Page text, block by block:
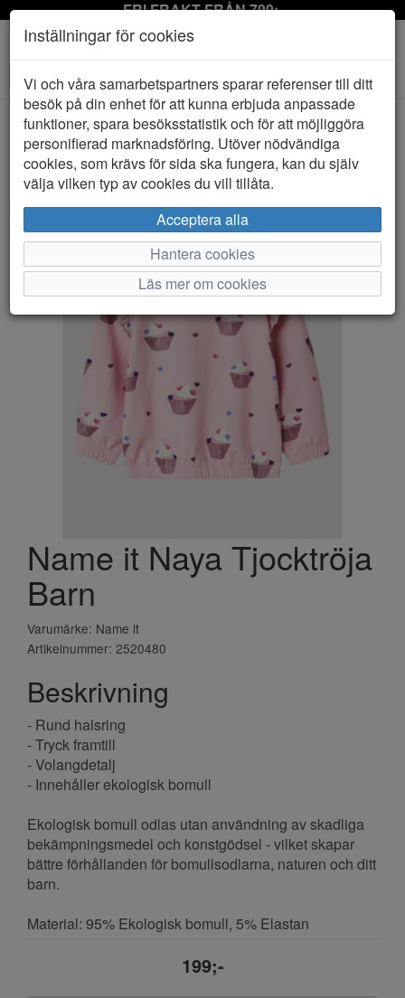
FRI FRAKT FRÅN 799:-
Toggle
navigation
HEM NAME IT
Name it Naya Tjocktröja
Barn
Varumärke: Name it
Artikelnummer: 2520480
Beskrivning
- Rund halsring
- Tryck framtill
- Volangdetalj
- Innehåller ekologisk bomull
Ekologisk bomull odlas utan användning av skadliga
bekämpningsmedel och konstgödsel - vilket skapar
bättre förhållanden för bomullsodlarna, naturen och ditt
barn.
Material: 95% Ekologisk bomull, 5% Elastan
199;-
Inställningar för cookies
Vi och våra samarbetspartners sparar referenser till ditt
besök på din enhet för att kunna erbjuda anpassade
funktioner, spara besöksstatistik och för att möjliggöra
personifierad marknadsföring. Utöver nödvändiga
cookies, som krävs för sida ska fungera, kan du själv
välja vilken typ av cookies du vill tillåta.
Acceptera alla
Hantera cookies
Läs mer om cookies